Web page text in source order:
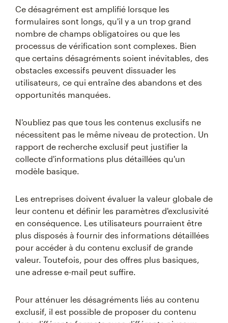
Ce désagrément est amplifié lorsque les
formulaires sont longs, qu'il y a un trop grand
nombre de champs obligatoires ou que les
processus de vérification sont complexes. Bien
que certains désagréments soient inévitables, des
obstacles excessifs peuvent dissuader les
utilisateurs, ce qui entraîne des abandons et des
opportunités manquées.
N'oubliez pas que tous les contenus exclusifs ne
nécessitent pas le même niveau de protection. Un
rapport de recherche exclusif peut justifier la
collecte d'informations plus détaillées qu'un
modèle basique.
Les entreprises doivent évaluer la valeur globale de
leur contenu et définir les paramètres d'exclusivité
en conséquence. Les utilisateurs pourraient être
plus disposés à fournir des informations détaillées
pour accéder à du contenu exclusif de grande
valeur. Toutefois, pour des offres plus basiques,
une adresse e-mail peut suffire.
Pour atténuer les désagréments liés au contenu
exclusif, il est possible de proposer du contenu